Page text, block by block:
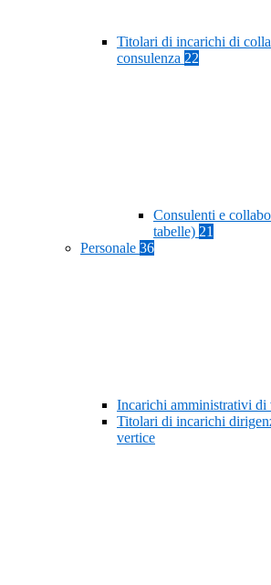
Titolari di incarichi di
consulenza 22
Consulenti e
tabelle) 21
Personale 36
Incarichi amministrativi di
Titolari di incarichi
vertice